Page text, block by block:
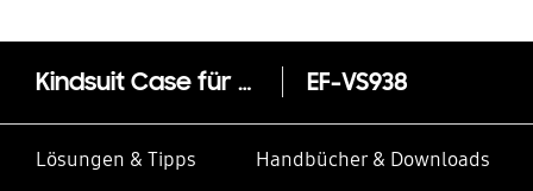
Kindsuit Case für das Galaxy S25 Ultra EF-VS938
Lösungen & Tipps Handbücher & Downloads